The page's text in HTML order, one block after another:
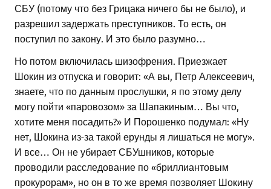
СБУ (потому что без Грицака ничего бы не было), и
разрешил задержать преступников. То есть, он
поступил по закону. И это было разумно…
Но потом включилась шизофрения. Приезжает
Шокин из отпуска и говорит: «А вы, Петр Алексеевич,
знаете, что по данным прослушки, я по этому делу
могу пойти «паровозом» за Шапакиным… Вы что,
хотите меня посадить?» И Порошенко подумал: «Ну
нет, Шокина из-за такой ерунды я лишаться не могу».
И все… Он не убирает СБУшников, которые
проводили расследование по «бриллиантовым
прокурорам», но он в то же время позволяет Шокину